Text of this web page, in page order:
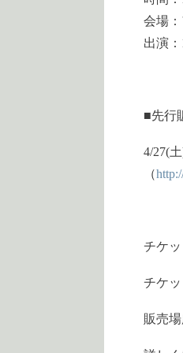
会場
出演
■先行
4/27(
（
チケ
チケッ
販売